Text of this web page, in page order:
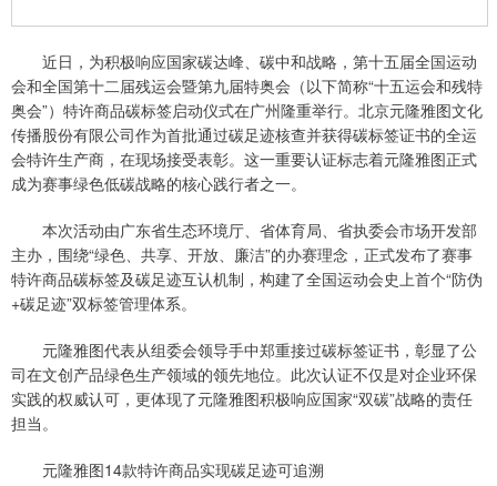
近日，为积极响应国家碳达峰、碳中和战略，第十五届全国运动
会和全国第十二届残运会暨第九届特奥会（以下简称“十五运会和残特
奥会”）特许商品碳标签启动仪式在广州隆重举行。北京元隆雅图文化
传播股份有限公司作为首批通过碳足迹核查并获得碳标签证书的全运
会特许生产商，在现场接受表彰。这一重要认证标志着元隆雅图正式
成为赛事绿色低碳战略的核心践行者之一。
本次活动由广东省生态环境厅、省体育局、省执委会市场开发部
主办，围绕“绿色、共享、开放、廉洁”的办赛理念，正式发布了赛事
特许商品碳标签及碳足迹互认机制，构建了全国运动会史上首个“防伪
+碳足迹”双标签管理体系。
元隆雅图代表从组委会领导手中郑重接过碳标签证书，彰显了公
司在文创产品绿色生产领域的领先地位。此次认证不仅是对企业环保
实践的权威认可，更体现了元隆雅图积极响应国家“双碳”战略的责任
担当。
元隆雅图14款特许商品实现碳足迹可追溯